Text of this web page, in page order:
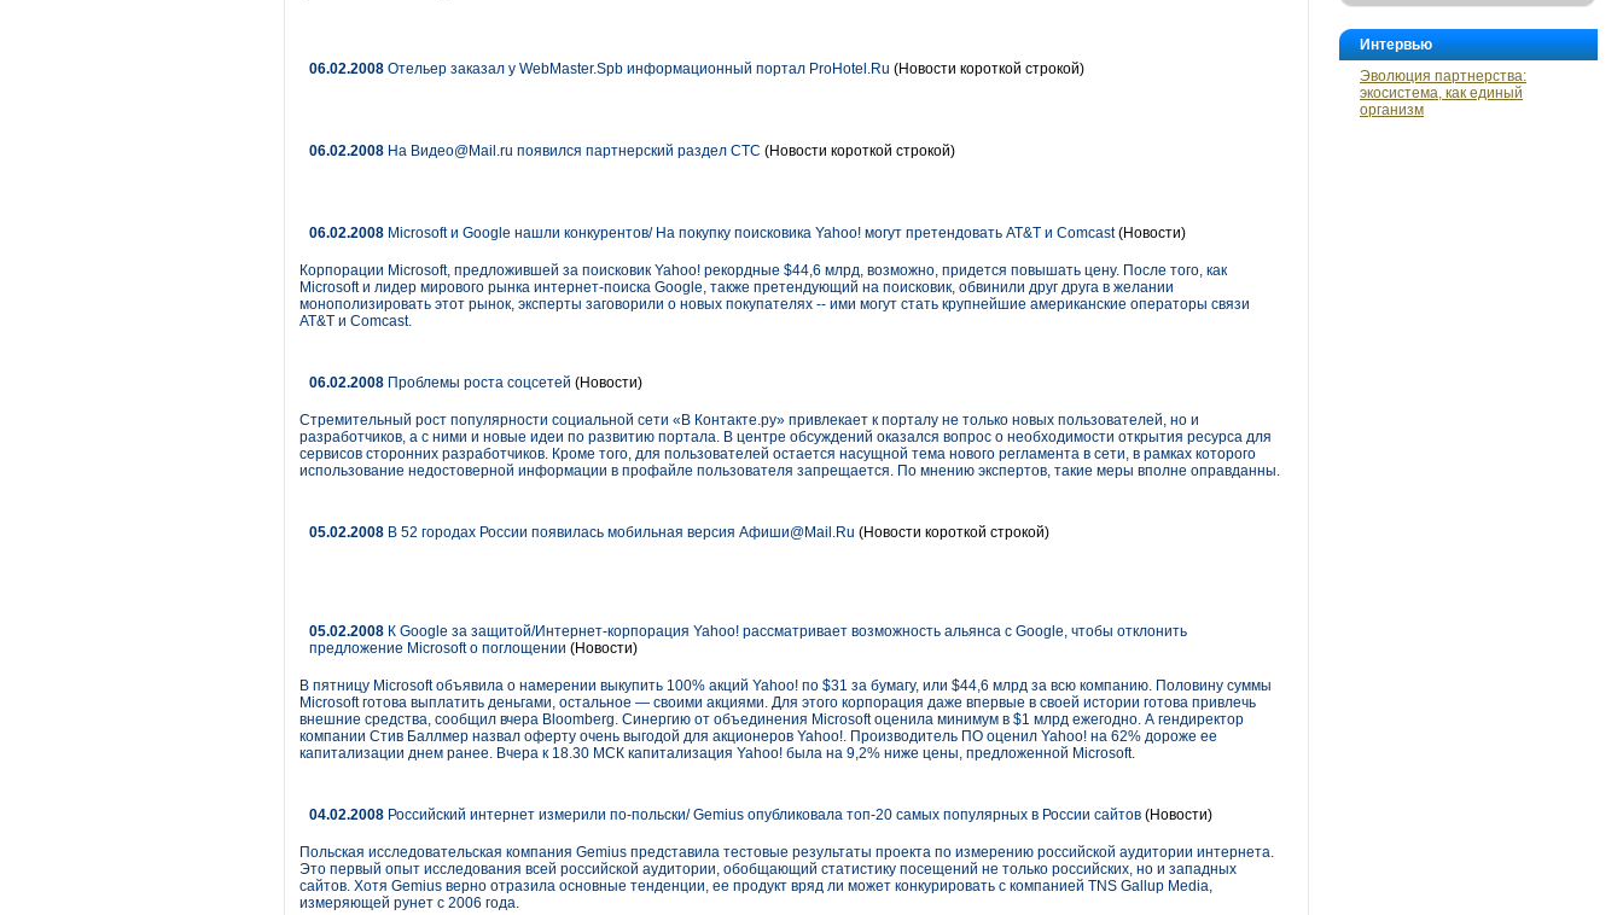
Интервью
Эволюция партнерства:
экосистема, как единый
организм
06.02.2008 Отельер заказал у WebMaster.Spb информационный портал ProHotel.Ru (Новости короткой строкой)
06.02.2008 На Видео@Mail.ru появился партнерский раздел СТС (Новости короткой строкой)
06.02.2008 Microsoft и Google нашли конкурентов/ На покупку поисковика Yahoo! могут претендовать AT&T и Comcast(Новости)
Корпорации Microsoft, предложившей за поисковик Yahoo! рекордные $44,6 млрд, возможно, придется повышать цену. После того, как
Microsoft и лидер мирового рынка интернет-поиска Google, также претендующий на поисковик, обвинили друг друга в желании
монополизировать этот рынок, эксперты заговорили о новых покупателях -- ими могут стать крупнейшие американские операторы связи
AT&T и Comcast.
06.02.2008 Проблемы роста соцсетей (Новости)
Стремительный рост популярности социальной сети «В Контакте.ру» привлекает к порталу не только новых пользователей, но и
разработчиков, а с ними и новые идеи по развитию портала. В центре обсуждений оказался вопрос о необходимости открытия ресурса для
сервисов сторонних разработчиков. Кроме того, для пользователей остается насущной тема нового регламента в сети, в рамках которого
использование недостоверной информации в профайле пользователя запрещается. По мнению экспертов, такие меры вполне оправданны.
05.02.2008 В 52 городах России появилась мобильная версия Афиши@Mail.Ru (Новости короткой строкой)
05.02.2008 К Google за защитой/Интернет-корпорация Yahoo! рассматривает возможность альянса с Google, чтобы отклонить
предложение Microsoft о поглощении (Новости)
В пятницу Microsoft объявила о намерении выкупить 100% акций Yahoo! по $31 за бумагу, или $44,6 млрд за всю компанию. Половину суммы
Microsoft готова выплатить деньгами, остальное — своими акциями. Для этого корпорация даже впервые в своей истории готова привлечь
внешние средства, сообщил вчера Bloomberg. Синергию от объединения Microsoft оценила минимум в $1 млрд ежегодно. А гендиректор
компании Стив Баллмер назвал оферту очень выгодой для акционеров Yahoo!. Производитель ПО оценил Yahoo! на 62% дороже ее
капитализации днем ранее. Вчера к 18.30 МСК капитализация Yahoo! была на 9,2% ниже цены, предложенной Microsoft.
04.02.2008 Российский интернет измерили по-польски/ Gemius опубликовала топ-20 самых популярных в России сайтов (Новости)
Польская исследовательская компания Gemius представила тестовые результаты проекта по измерению российской аудитории интернета.
Это первый опыт исследования всей российской аудитории, обобщающий статистику посещений не только российских, но и западных
сайтов. Хотя Gemius верно отразила основные тенденции, ее продукт вряд ли может конкурировать с компанией TNS Gallup Media,
измеряющей рунет с 2006 года.